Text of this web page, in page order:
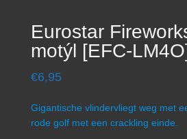
Eurostar
motýl [EFC-
€6,95
Gigantische vlindervliegt weg met
rode golf met een crackling einde.